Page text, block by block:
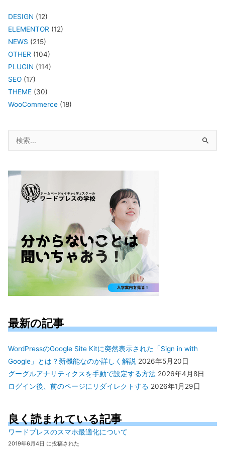
DESIGN (12)
ELEMENTOR (12)
NEWS (215)
OTHER (104)
PLUGIN (114)
SEO (17)
THEME (30)
WooCommerce (18)
象:
最新の記事
WordPressのGoogle Site Kitに突然表示された「Sign in with
Google」とは？新機能なのか詳しく解説 2026年5月20日
グーグルアナリティクスを手動で設定する方法 2026年4月8日
ログイン後、前のページにリダイレクトする 2026年1月29日
良く読まれている記事
ワードプレスのスマホ最適化について
2019年6月4日 に投稿された